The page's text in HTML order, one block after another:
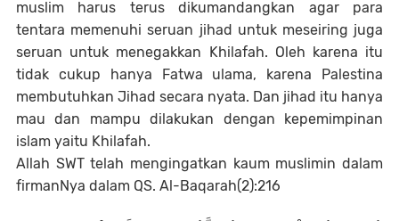
muslim harus terus dikumandangkan agar para
tentara memenuhi seruan jihad untuk meseiring juga
seruan untuk menegakkan Khilafah. Oleh karena itu
tidak cukup hanya Fatwa ulama, karena Palestina
membutuhkan Jihad secara nyata. Dan jihad itu hanya
mau dan mampu dilakukan dengan kepemimpinan
islam yaitu Khilafah.
Allah SWT telah mengingatkan kaum muslimin dalam
firmanNya dalam QS. Al-Baqarah(2):216